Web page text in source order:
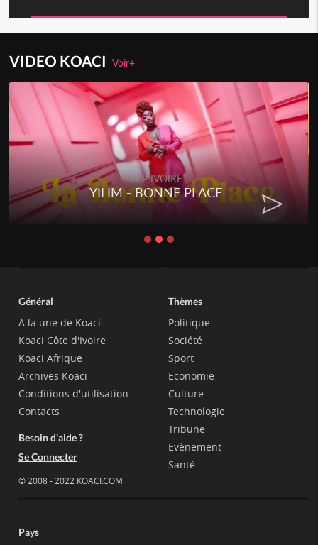
VIDEO KOACIVoir+
RAP IVOIRE
YILIM - BONNE PLACE
Général
A la une de Koaci
Koaci Côte d'Ivoire
Koaci Afrique
Archives Koaci
Conditions d'utilisation
Contacts
Besoin d'aide ?
Se Connecter
© 2008 - 2022 KOACI.COM
Thèmes
Politique
Société
Sport
Economie
Culture
Technologie
Tribune
Evènement
Santé
Pays